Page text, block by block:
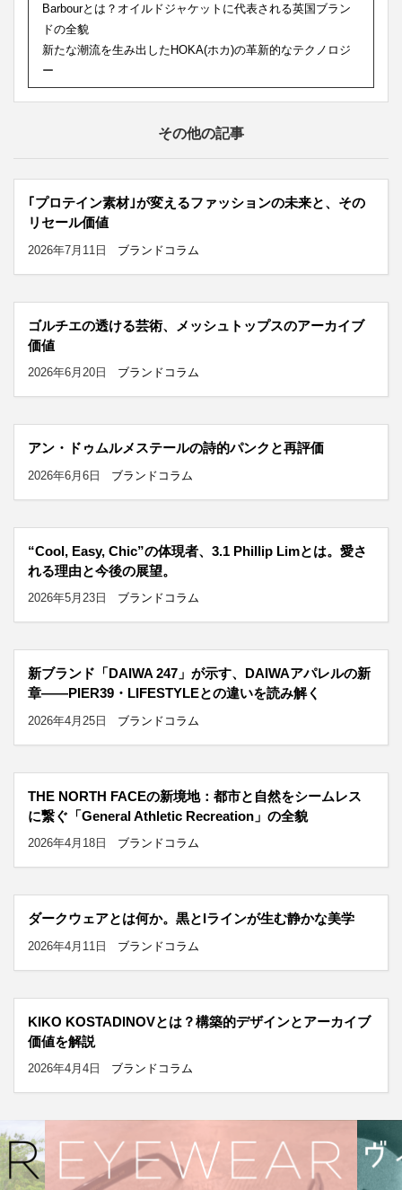
Barbourとは？オイルドジャケットに代表される英国ブラン
ドの全貌
新たな潮流を生み出したHOKA(ホカ)の革新的なテクノロジ
ー
その他の記事
｢プロテイン素材｣が変えるファッションの未来と、その
リセール価値
2026年7月11日 ブランドコラム
ゴルチエの透ける芸術、メッシュトップスのアーカイブ
価値
2026年6月20日 ブランドコラム
アン・ドゥムルメステールの詩的パンクと再評価
2026年6月6日 ブランドコラム
“Cool, Easy, Chic”の体現者、3.1 Phillip Limとは。愛さ
れる理由と今後の展望。
2026年5月23日 ブランドコラム
新ブランド「DAIWA 247」が示す、DAIWAアパレルの新
章——PIER39・LIFESTYLEとの違いを読み解く
2026年4月25日 ブランドコラム
THE NORTH FACEの新境地：都市と自然をシームレス
に繋ぐ「General Athletic Recreation」の全貌
2026年4月18日 ブランドコラム
ダークウェアとは何か。黒とIラインが生む静かな美学
2026年4月11日 ブランドコラム
KIKO KOSTADINOVとは？構築的デザインとアーカイブ
価値を解説
2026年4月4日 ブランドコラム